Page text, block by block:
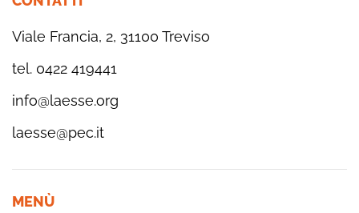
Viale Francia, 2, 31100 Treviso
tel. 0422 419441
info@laesse.org
laesse@pec.it
MENÙ